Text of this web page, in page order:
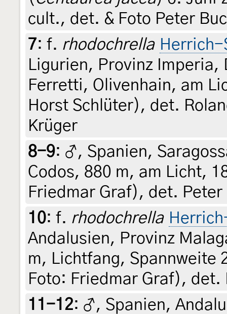
cult., det. & Foto Peter
7: f. rhodochrella Herrich-
Ligurien, Provinz Imperia,
Ferretti, Olivenhain, am
Horst Schlüter), det.
Krüger
8-9: ♂, Spanien,
Codos, 880 m, am Licht,
Friedmar Graf), det. Peter
10: f. rhodochrella
Andalusien, Provinz
m, Lichtfang, Spannweite
Foto: Friedmar Graf), det.
11-12: ♂, Spanien,